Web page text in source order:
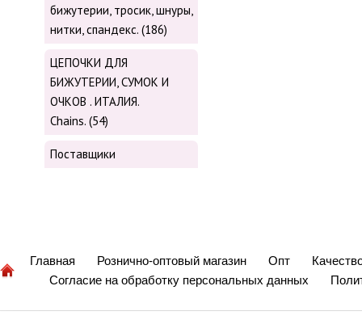
бижутерии, тросик, шнуры,
нитки, cпандекс. (186)
ЦЕПОЧКИ ДЛЯ
БИЖУТЕРИИ, СУМОК И
ОЧКОВ . ИТАЛИЯ.
Chains. (54)
Поставщики
Главная Рознично-оптовый магазин Опт
Согласие на обработку персональных данных